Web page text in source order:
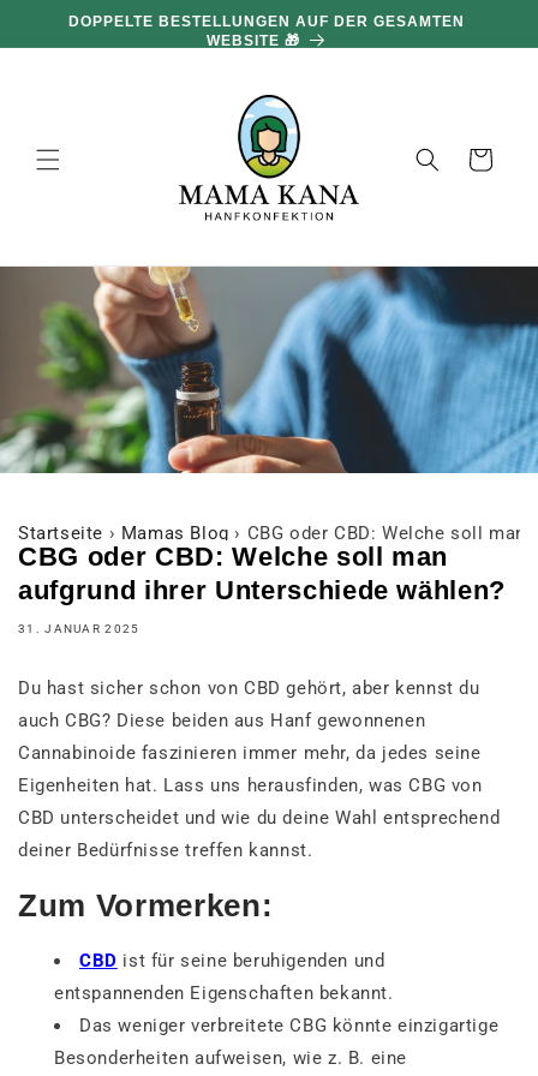
und zumDOPPELTE BESTELLUNGEN AUF DER GESAMTEN
WEBSITE 🎁
Warenkorb
Startseite › Mamas Blog › CBG oder CBD: Welche soll
CBG oder CBD: Welche soll man
aufgrund ihrer Unterschiede wählen?
31. JANUAR 2025
Du hast sicher schon von CBD gehört, aber kennst du
auch CBG? Diese beiden aus Hanf gewonnenen
Cannabinoide faszinieren immer mehr, da jedes seine
Eigenheiten hat. Lass uns herausfinden, was CBG von
CBD unterscheidet und wie du deine Wahl entsprechend
deiner Bedürfnisse treffen kannst.
Zum Vormerken:
CBD ist für seine beruhigenden und
entspannenden Eigenschaften bekannt.
Das weniger verbreitete CBG könnte einzigartige
Besonderheiten aufweisen, wie z. B. eine